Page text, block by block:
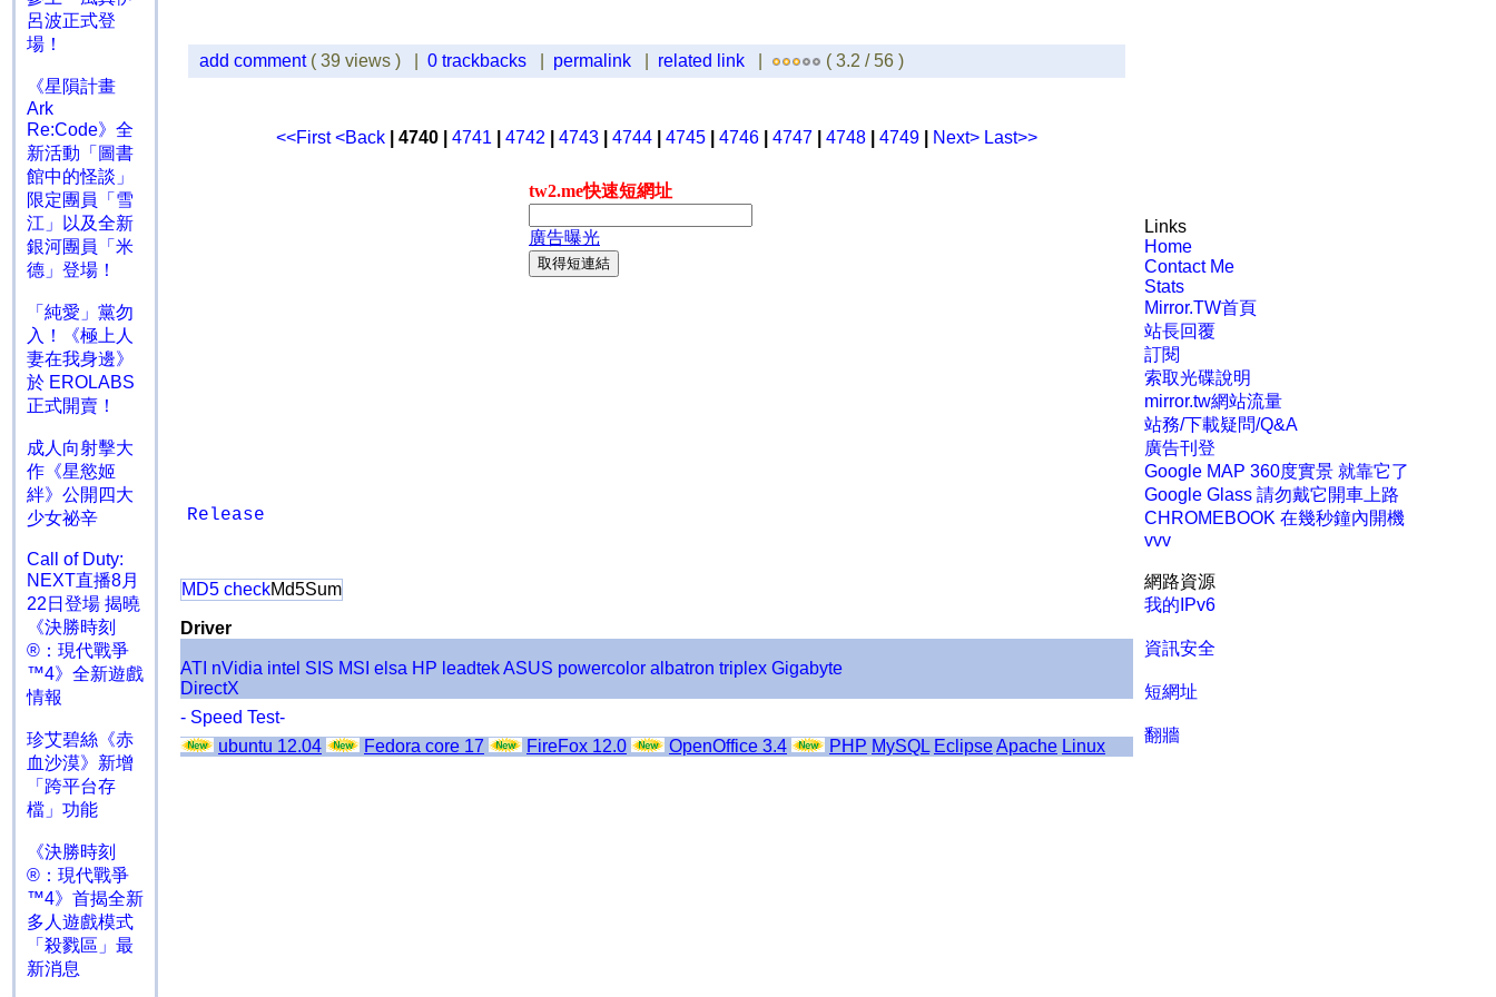
呂波正式登
場！
《星隕計畫
Ark
Re:Code》全
新活動「圖書
館中的怪談」
限定團員「雪
江」以及全新
銀河團員「米
德」登場！
「純愛」黨勿
入！《極上人
妻在我身邊》
於 EROLABS
正式開賣！
成人向射擊大
作《星慾姬
絆》公開四大
少女祕辛
Call of Duty:
NEXT直播8月
22日登場 揭曉
《決勝時刻
®：現代戰爭
™4》全新遊戲
情報
珍艾碧絲《赤
血沙漠》新增
「跨平台存
檔」功能
《決勝時刻
®：現代戰爭
™4》首揭全新
多人遊戲模式
「殺戮區」最
新消息
add comment ( 39 views ) | 0 trackbacks permalink related link ( 3.2 / 56 )
<<First<Back | 4740 | 4741 4742 4743 4744 4745 4746 4747 4748 4749 Next> Last>>
Release
MD5 checkMd5Sum
Driver
ATI nVidia intel SIS MSI elsa HP leadtekASUS powercolor albatron triplex Gigabyte
DirectX
- Speed Test-
ubuntu 12.04
Fedora core 17 FireFox 12.0 OpenOffice 3.4 PHP MySQL EclipseApache Linux
Links
Home
Contact Me
Stats
Mirror.TW首頁
站長回覆
訂閱
索取光碟說明
mirror.tw網站流量
站務/下載疑問/Q&A
廣告刊登
Google MAP 360度實景 就靠它了
Google Glass 請勿戴它開車上路
CHROMEBOOK 在幾秒鐘內開機
vvv
網路資源
我的IPv6
資訊安全
短網址
翻牆